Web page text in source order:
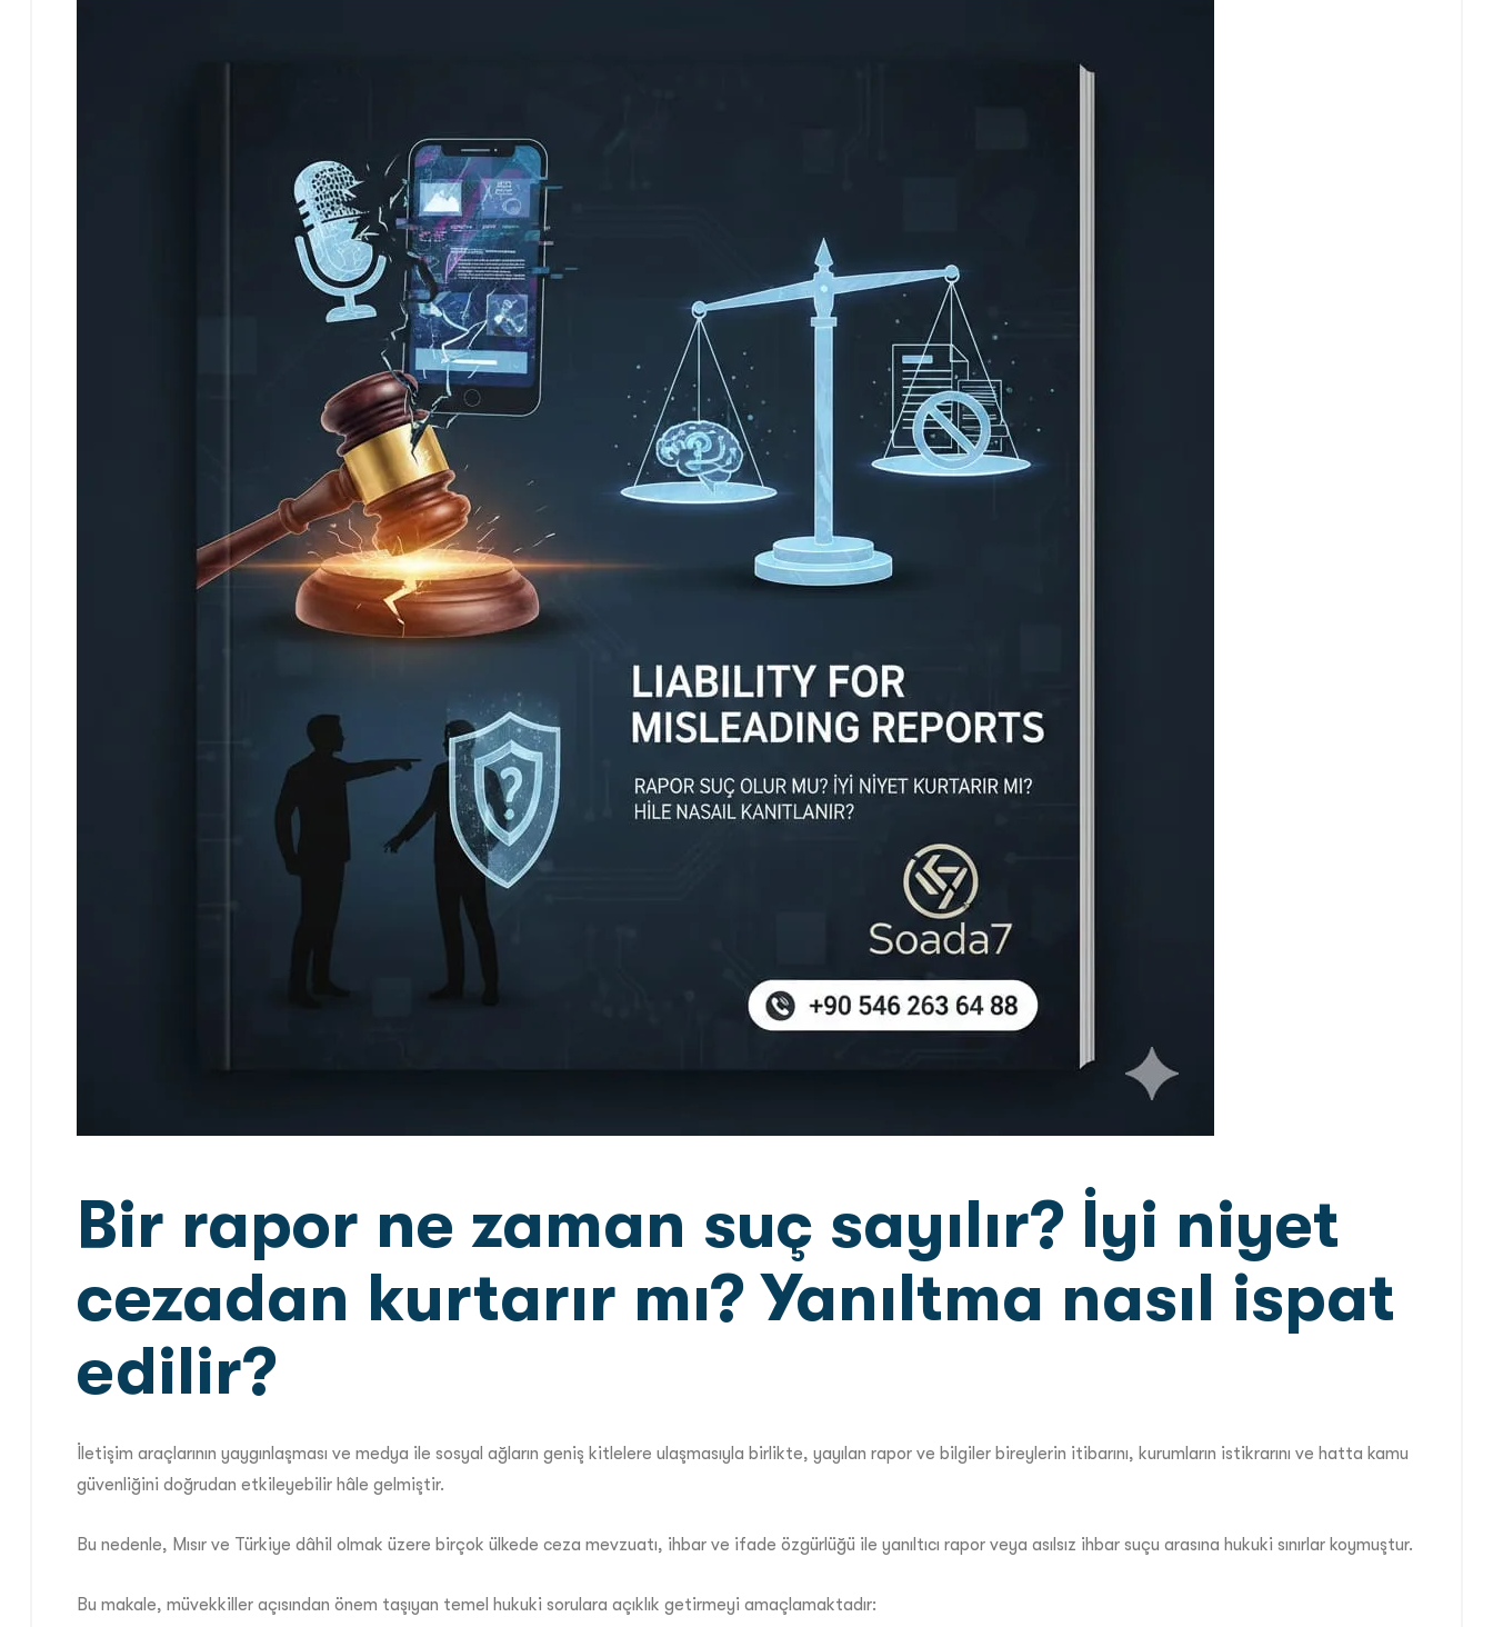
Bir rapor ne zaman suç sayılır? İyi niyet
cezadan kurtarır mı? Yanıltma nasıl ispat
edilir?
İletişim araçlarının yaygınlaşması ve medya ile sosyal ağların geniş kitlelere ulaşmasıyla birlikte, yayılan rapor ve bilgiler bireylerin itibarını, kurumların istikrarını ve hatta kamu
güvenliğini doğrudan etkileyebilir hâle gelmiştir.
Bu nedenle, Mısır ve Türkiye dâhil olmak üzere birçok ülkede ceza mevzuatı, ihbar ve ifade özgürlüğü ile yanıltıcı rapor veya asılsız ihbar suçu arasına hukuki sınırlar koymuştur.
Bu makale, müvekkiller açısından önem taşıyan temel hukuki sorulara açıklık getirmeyi amaçlamaktadır: